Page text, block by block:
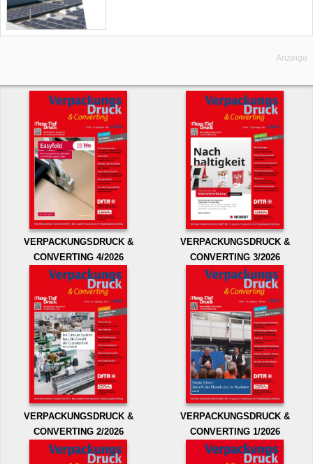
Anzeige
VERPACKUNGSDRUCK &
CONVERTING 4/2026
VERPACKUNGSDRUCK &
CONVERTING 3/2026
VERPACKUNGSDRUCK &
CONVERTING 2/2026
VERPACKUNGSDRUCK &
CONVERTING 1/2026